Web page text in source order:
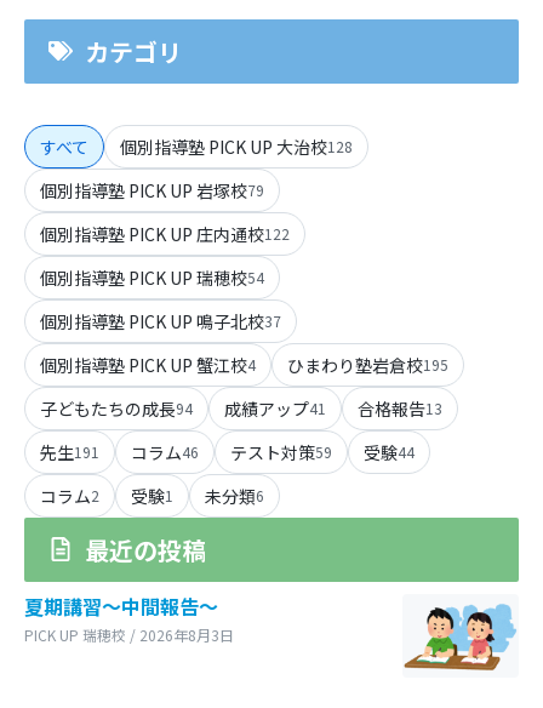
カテゴリ
すべて 個別指導塾 PICK UP 大治校128
個別指導塾 PICK UP 岩塚校79
個別指導塾 PICK UP 庄内通校122
個別指導塾 PICK UP 瑞穂校54
個別指導塾 PICK UP 鳴子北校37
個別指導塾 PICK UP 蟹江校4 ひまわり塾岩倉校195
子どもたちの成長94 成績アップ41 合格報告13
先生191 コラム46 テスト対策59 受験44
コラム2 受験1 未分類6
最近の投稿
夏期講習～中間報告～
PICK UP 瑞穂校 / 2026年8月3日